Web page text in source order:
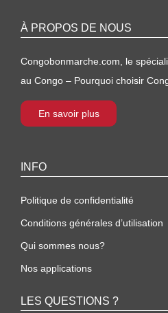
À PROPOS DE NOUS
Congobonmarche.com, le
au Congo – Pourquoi choisir
En savoir plus
INFO
Politique de confidentialité
Conditions générales d’utilisation
Qui sommes nous?
Nos applications
LES QUESTIONS ?